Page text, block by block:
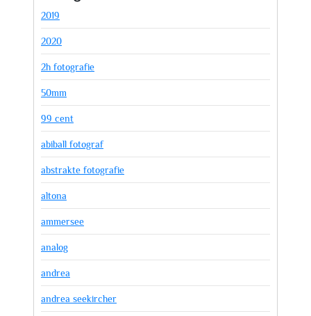
2019
2020
2h fotografie
50mm
99 cent
abiball fotograf
abstrakte fotografie
altona
ammersee
analog
andrea
andrea seekircher